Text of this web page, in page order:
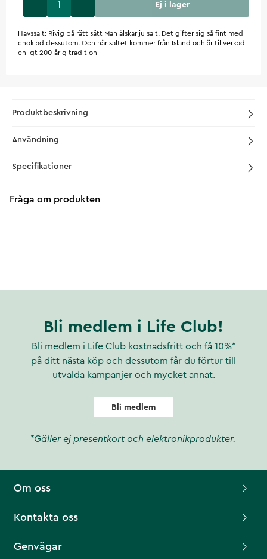
Ej i lager
Havssalt: Rivig på rätt sätt Man älskar ju salt. Det gifter sig så fint med
choklad dessutom. Och när saltet kommer från Island och är tillverkad
enligt 200-årig tradition
Produktbeskrivning
Användning
Specifikationer
Fråga om produkten
Bli medlem i Life Club!
Bli medlem i Life Club kostnadsfritt och få 10%*
på ditt nästa köp och dessutom får du förtur till
utvalda kampanjer och mycket annat.
Bli medlem
*Gäller ej presentkort och elektronikprodukter.
Om oss
Kontakta oss
Genvägar